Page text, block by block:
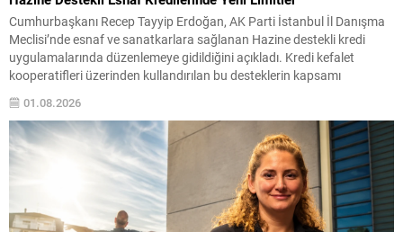
Cumhurbaşkanı Recep Tayyip Erdoğan, AK Parti İstanbul İl Danışma
Meclisi’nde esnaf ve sanatkarlara sağlanan Hazine destekli kredi
uygulamalarında düzenlemeye gidildiğini açıkladı. Kredi kefalet
kooperatifleri üzerinden kullandırılan bu desteklerin kapsamı
Temmuz 2026 tarihinden itibaren yeni uygulama yürürlüğe girdi;
böylece esnafın finansmana erişiminde üst limitler...
01.08.2026